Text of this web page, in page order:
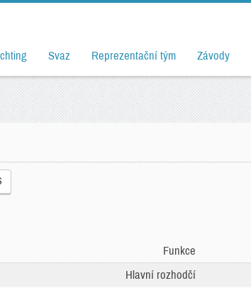
Svaz Reprezentační tým Závody
Funkce
Hlavní rozhodčí